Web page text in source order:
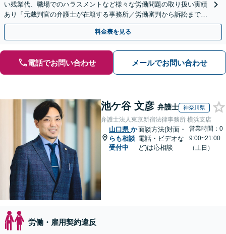
い残業代、職場でのハラスメントなど様々な労働問題の取り扱い実績
あり「元裁判官の弁護士が在籍する事務所／労働審判から訴訟まで、
裁判官経験を活かした最適な戦略を立案」
料金表を見る
電話でお問い合わせ メールでお問い合わせ
池ケ谷 文彦 弁護士 神奈川県
弁護士法人東京新宿法律事務所 横浜支店
山口県 か
らも相談
受付中
面談方法(対面・
電話・ビデオな
ど)は応相談
営業時間：0
9:00~21:00
（土日）
労働・雇用契約違反